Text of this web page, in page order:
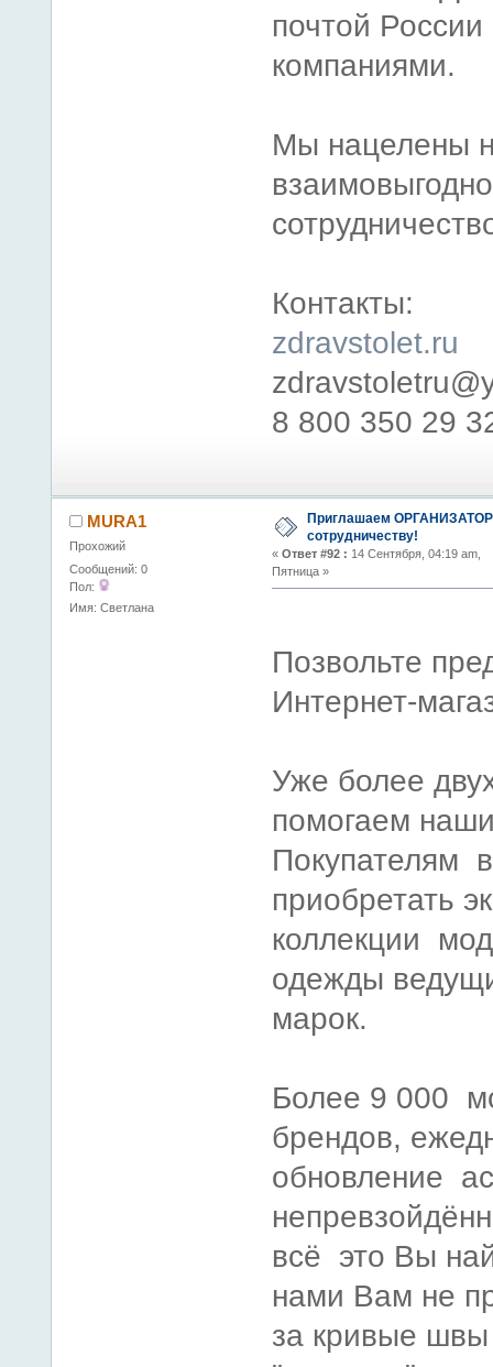
почтой
компаниями.
Мы нацелены
Контакты:
zdravstolet.ru
8 800 350 29
MURA1
Прохожий
Сообщений: 0
Пол:
Имя: Светлана
Приглашаем
сотрудничеству!
« Ответ #92 : 14 Сентября, 04:19 am,
Пятница »
Позвольте
Интернет-
Уже более
помогаем
Покупателям
приобретать
коллекции
одежды
марок.
Более 9 000
брендов,
обновление
всё это Вы
нами Вам не
за кривые